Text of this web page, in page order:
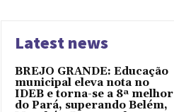
Latest news
BREJO GRANDE: Educação
municipal eleva nota no
IDEB e torna-se a 8ª melhor
do Pará, superando Belém,